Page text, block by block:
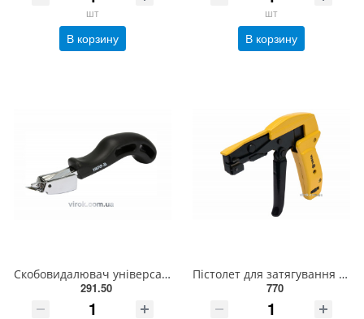
шт
В корзину
шт
В корзину
Скобовидалювач універсальний YATO [25/100] YT-7011
291.50
Пістолет для затягування і обрізки нейлонових стяжок VOREL : 2.2-4.8 мм [10/40] 73875
770